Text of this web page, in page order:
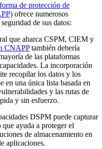
de protección de
ofrece numerosos
de sus datos:
que abarca CSPM, CIEM y
CNAPPtambién debería
de las plataformas
La incorporación
recopilar los datos y los
en una única lista basada en
y las rutas de
y sin esfuerzo.
DSPM puede capturar
ayuda a proteger el
de almacenamiento en
aplicaciones.